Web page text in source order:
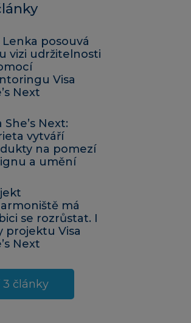
Lenka posouvá
vizi udržitelnosti
Visa
Next
She’s Next:
vytváří
na pomezí
a umění
má
se rozrůstat. I
projektu Visa
Next
3 články